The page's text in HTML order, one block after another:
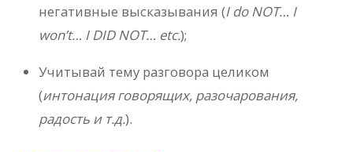
негативные высказывания (I do NOT… I
won’t… I DID NOT… etc.);
Учитывай тему разговора целиком
(интонация говорящих, разочарования,
радость и т.д.).